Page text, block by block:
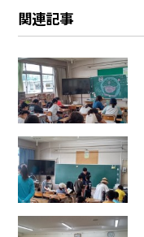
関連記事